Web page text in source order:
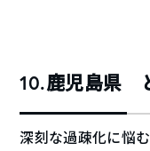
10.鹿児島県
深刻な過疎化に悩